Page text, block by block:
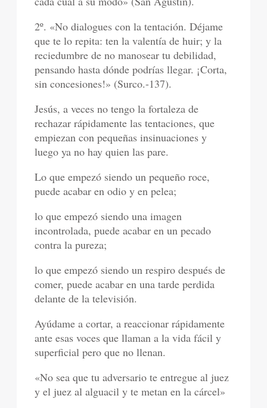
2º. «No dialogues con la tentación. Déjame
que te lo repita: ten la valentía de huir; y la
reciedumbre de no manosear tu debilidad,
pensando hasta dónde podrías llegar. ¡Corta,
sin concesiones!» (Surco.-137).
Jesús, a veces no tengo la fortaleza de
rechazar rápidamente las tentaciones, que
empiezan con pequeñas insinuaciones y
luego ya no hay quien las pare.
Lo que empezó siendo un pequeño roce,
puede acabar en odio y en pelea;
lo que empezó siendo una imagen
incontrolada, puede acabar en un pecado
contra la pureza;
lo que empezó siendo un respiro después de
comer, puede acabar en una tarde perdida
delante de la televisión.
Ayúdame a cortar, a reaccionar rápidamente
ante esas voces que llaman a la vida fácil y
superficial pero que no llenan.
«No sea que tu adversario te entregue al juez
y el juez al alguacil y te metan en la cárcel»